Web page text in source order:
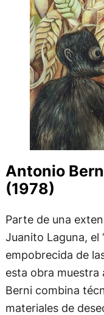
Antonio
(1978)
Parte de una
Juanito Laguna, el
empobrecida de
esta obra muestra
Berni combina
materiales de